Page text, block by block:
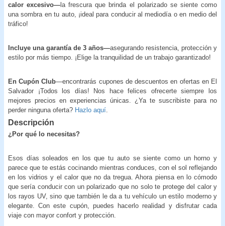
calor excesivo— la frescura que brinda el polarizado se siente como
una sombra en tu auto, ¡ideal para conducir al mediodía o en medio del
tráfico!
Incluye una garantía de 3 años—asegurando resistencia, protección y
estilo por más tiempo. ¡Elige la tranquilidad de un trabajo garantizado!
En Cupón Club—encontrarás cupones de descuentos en ofertas en El
Salvador ¡Todos los días! Nos hace felices ofrecerte siempre los
mejores precios en experiencias únicas. ¿Ya te suscribiste para no
perder ninguna oferta? Hazlo aquí
Descripción
¿Por qué lo necesitas?
Esos días soleados en los que tu auto se siente como un horno y
parece que te estás cocinando mientras conduces, con el sol reflejando
en los vidrios y el calor que no da tregua. Ahora piensa en lo cómodo
que sería conducir con un polarizado que no solo te protege del calor y
los rayos UV, sino que también le da a tu vehículo un estilo moderno y
elegante. Con este cupón, puedes hacerlo realidad y disfrutar cada
viaje con mayor confort y protección.